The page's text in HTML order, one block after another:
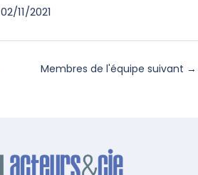
02/11/2021
Membres de l'équipe suivant →